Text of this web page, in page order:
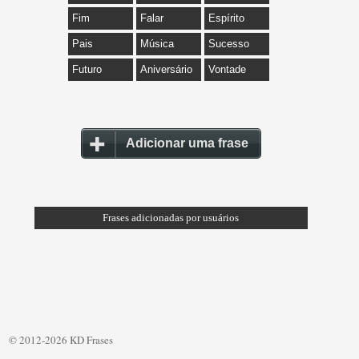
Fim Falar Espírito
Pais Música Sucesso
Futuro Aniversário Vontade
Adicionar uma frase
Frases adicionadas por usuários
© 2012-2026 KD Frases